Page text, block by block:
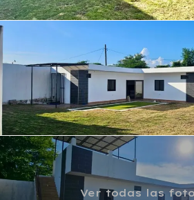
Ver todas las